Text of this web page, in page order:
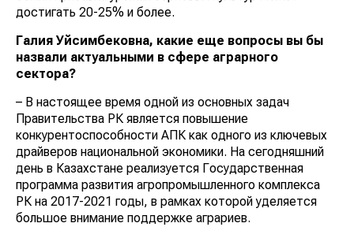
достигать 20-25% и более.
Галия Уйсимбековна, какие еще вопросы вы бы
назвали актуальными в сфере аграрного
сектора?
– В настоящее время одной из основных задач
Правительства РК является повышение
конкурентоспособности АПК как одного из ключевых
драйверов национальной экономики. На сегодняшний
день в Казахстане реализуется Государственная
программа развития агропромышленного комплекса
РК на 2017-2021 годы, в рамках которой уделяется
большое внимание поддержке аграриев.